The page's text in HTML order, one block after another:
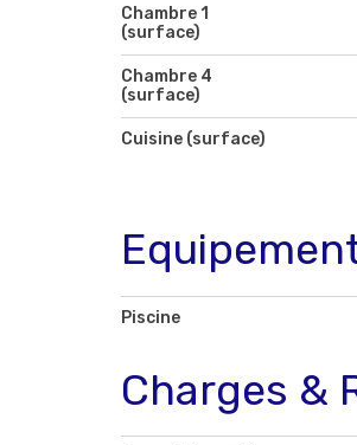
Chambre 1
(surface)
Chambre 4
(surface)
Cuisine (surface)
Piscine
Charges &